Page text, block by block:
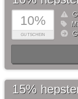
10%
GUTSCHEIN
15%